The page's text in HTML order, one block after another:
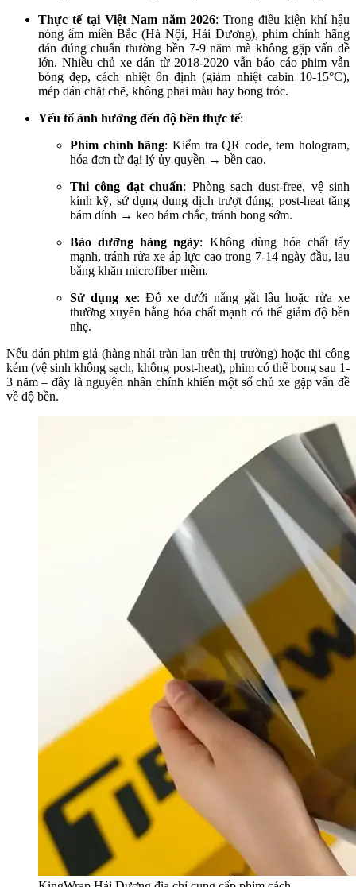
Thực tế tại Việt Nam năm 2026: Trong điều kiện khí hậu
nóng ẩm miền Bắc (Hà Nội, Hải Dương), phim chính hãng
dán đúng chuẩn thường bền 7-9 năm mà không gặp vấn đề
lớn. Nhiều chủ xe dán từ 2018-2020 vẫn báo cáo phim vẫn
bóng đẹp, cách nhiệt ổn định (giảm nhiệt cabin 10-15°C),
mép dán chặt chẽ, không phai màu hay bong tróc.
Yếu tố ảnh hưởng đến độ bền thực tế:
Phim chính hãng: Kiểm tra QR code, tem hologram,
hóa đơn từ đại lý ủy quyền → bền cao.
Thi công đạt chuẩn: Phòng sạch dust-free, vệ sinh
kính kỹ, sử dụng dung dịch trượt đúng, post-heat tăng
bám dính → keo bám chắc, tránh bong sớm.
Bảo dưỡng hàng ngày: Không dùng hóa chất tẩy
mạnh, tránh rửa xe áp lực cao trong 7-14 ngày đầu, lau
bằng khăn microfiber mềm.
Sử dụng xe: Đỗ xe dưới nắng gắt lâu hoặc rửa xe
thường xuyên bằng hóa chất mạnh có thể giảm độ bền
nhẹ.
Nếu dán phim giả (hàng nhái tràn lan trên thị trường) hoặc thi công
kém (vệ sinh không sạch, không post-heat), phim có thể bong sau 1-
3 năm – đây là nguyên nhân chính khiến một số chủ xe gặp vấn đề
về độ bền.